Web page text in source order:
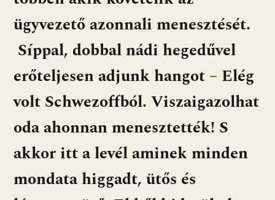
ügyvezető azonnali menesztését.
Síppal, dobbal nádi hegedűvel
erőteljesen adjunk hangot – Elég
volt Schwezoffból. Viszaigazolhat
oda ahonnan menesztették! S
akkor itt a levél aminek minden
mondata higgadt, ütős és